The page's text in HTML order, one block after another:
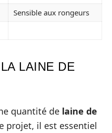
Sensible aux rongeurs
LAINE DE
quantité de laine de
projet, il est essentiel